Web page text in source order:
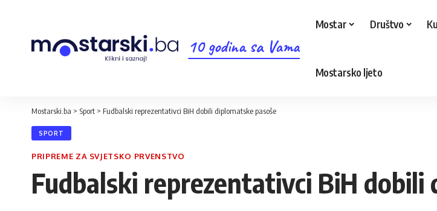
10 godina sa Vama
Mostar Društvo
Mostarsko ljeto
Mostarski.ba > Sport > Fudbalski reprezentativci BiH dobili diplomatske pasoše
SPORT
PRIPREME ZA SVJETSKO PRVENSTVO
Fudbalski reprezentativci BiH dobili